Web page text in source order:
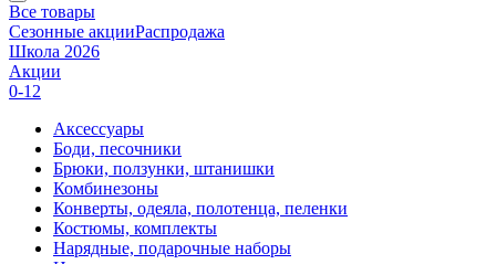
Все товары
Сезонные акцииРаспродажа
Школа 2026
Акции
0-12
Аксессуары
Боди, песочники
Брюки, ползунки, штанишки
Комбинезоны
Конверты, одеяла, полотенца, пеленки
Костюмы, комплекты
Нарядные, подарочные наборы